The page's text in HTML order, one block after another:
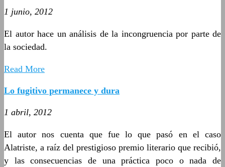
1 junio, 2012
El autor hace un análisis de la incongruencia por parte de
la sociedad.
Read More
Lo fugitivo permanece y dura
1 abril, 2012
El autor nos cuenta que fue lo que pasó en el caso
Alatriste, a raíz del prestigioso premio literario que recibió,
y las consecuencias de una práctica poco o nada de